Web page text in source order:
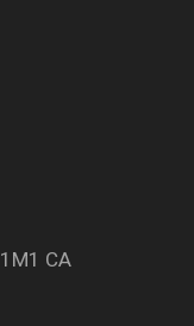
CA